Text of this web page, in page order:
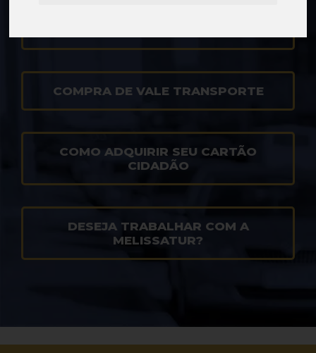
COMPRA DE VALE TRANSPORTE
COMO ADQUIRIR SEU CARTÃO
CIDADÃO
DESEJA TRABALHAR COM A
MELISSATUR?